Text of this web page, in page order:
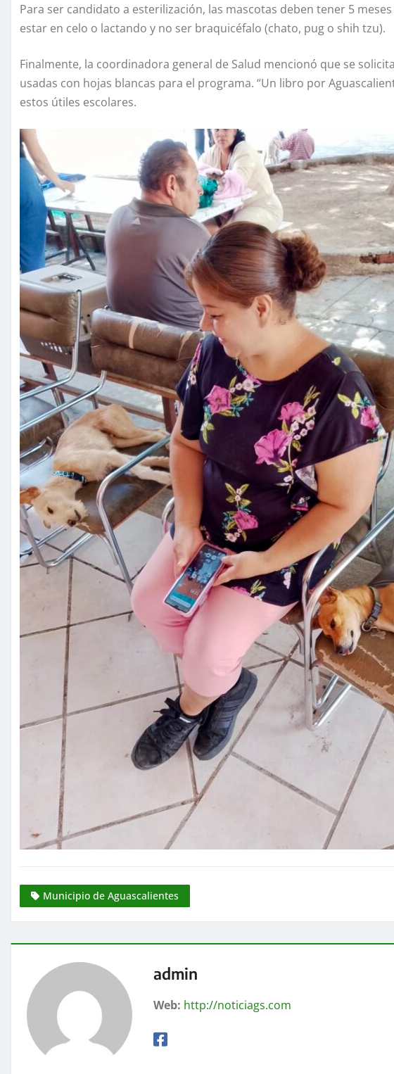
Para ser candidato a esterilización, las mascotas deben tener 5
estar en celo o lactando y no ser braquicéfalo (chato, pug o shih tzu).
Finalmente, la coordinadora general de Salud mencionó que se
usadas con hojas blancas para el programa. “Un libro por
estos útiles escolares.
Municipio de Aguascalientes
admin
Web: http://noticiags.com